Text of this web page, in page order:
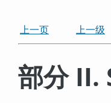
上一页
上一级
部分 II.